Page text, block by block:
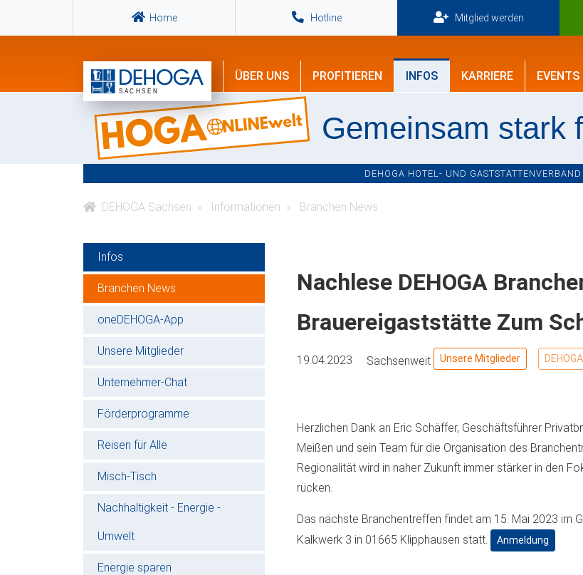
Home Hotline Mitglied werden
ÜBER UNS PROFITIEREN INFOS KARRIERE EVENTS
Gemeinsam stark
DEHOGA HOTEL- UND
DEHOGA Sachsen Informationen Branchen News
Infos
Branchen News
oneDEHOGA-App
Unsere Mitglieder
Unternehmer-Chat
Förderprogramme
Reisen für Alle
Misch-Tisch
Nachhaltigkeit - Energie -
Umwelt
Energie sparen
Nachlese DEHOGA
Brauereigaststätte Zum
19.04.2023 Sachsenweit Unsere Mitglieder
Herzlichen Dank an Eric Schäffer, Geschäftsführer
Meißen und sein Team für die Organisation des
Regionalität wird in naher Zukunft immer stärker in den
rücken.
Das nächste Branchentreffen findet am 15. Mai 2023 im
Kalkwerk 3 in 01665 Klipphausen statt.
Anmeldung